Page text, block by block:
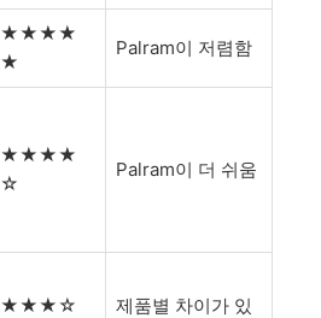
★★★★
★
Palram이 저렴함
★★★★
☆
Palram이 더 쉬움
★★★☆
제품별 차이가 있